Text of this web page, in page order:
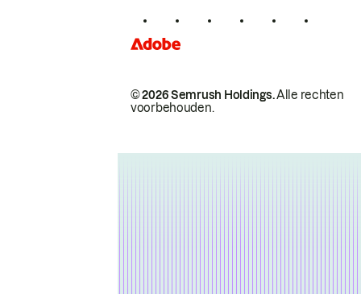
© 2026 Semrush Holdings.Alle rechten
voorbehouden.